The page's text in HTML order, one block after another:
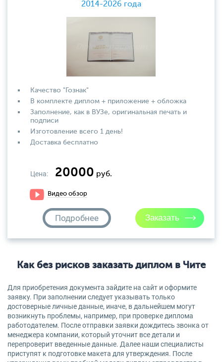
2014-2026 года
Качество "Гознак"
В комплекте диплом + приложение + обложка
Заполнение, как в ВУЗе, оригинальная печать и
подписи
Изготовление всего 1 день!
Доставка бесплатно
Цена: 20000 руб.
Видео обзор
Подробнее
Как без рисков заказать диплом в Чите
Для приобретения документа зайдите на сайт и оформите
заявку. При заполнении следует указывать только
достоверные личные данные, иначе, в дальнейшем могут
возникнуть проблемы, например, при проверке диплома
работодателем. После отправки заявки дождитесь звонка от
менеджера компании, который уточнит все детали и
перепроверит введенные данные. Далее наши специалисты
приступят к подготовке макета для утверждения. После